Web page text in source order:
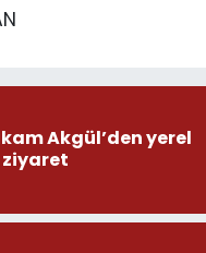
Akgül’den yerel
ziyaret